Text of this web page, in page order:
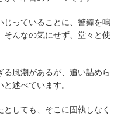
じっていることに、警鐘を鳴
そんなの気にせず、堂々と使
風潮があるが、追い詰めら
述べています。
しても、そこに固執しなく